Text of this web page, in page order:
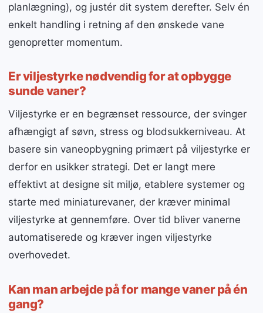
planlægning), og justér dit system derefter. Selv én
enkelt handling i retning af den ønskede vane
genopretter momentum.
Er viljestyrke nødvendig for at opbygge
sunde vaner?
Viljestyrke er en begrænset ressource, der svinger
afhængigt af søvn, stress og blodsukkerniveau. At
basere sin vaneopbygning primært på viljestyrke er
derfor en usikker strategi. Det er langt mere
effektivt at designe sit miljø, etablere systemer og
starte med miniaturevaner, der kræver minimal
viljestyrke at gennemføre. Over tid bliver vanerne
automatiserede og kræver ingen viljestyrke
overhovedet.
Kan man arbejde på for mange vaner på én
gang?